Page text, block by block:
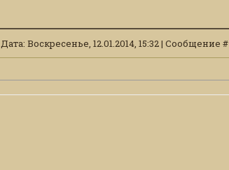
Дата: Воскресенье, 12.01.2014, 15:32 | Сообщение #